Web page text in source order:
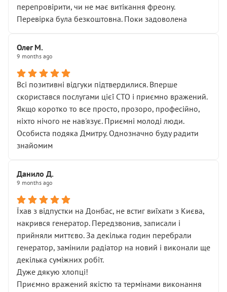
перепровірити, чи не має витікання фреону.
Перевірка була безкоштовна. Поки задоволена
Олег М.
9 months ago
Всі позитивні відгуки підтвердилися. Вперше
скористався послугами цієї СТО і приємно вражений.
Якщо коротко то все просто, прозоро, професійно,
ніхто нічого не нав'язує. Приємні молоді люди.
Особиста подяка Дмитру. Однозначно буду радити
знайомим
Данило Д.
9 months ago
Їхав з відпустки на Донбас, не встиг виїхати з Києва,
накрився генератор. Передзвонив, записали і
прийняли миттєво. За декілька годин перебрали
генератор, замінили радіатор на новий і виконали ще
декілька суміжних робіт.
Дуже дякую хлопці!
Приємно вражений якістю та термінами виконання